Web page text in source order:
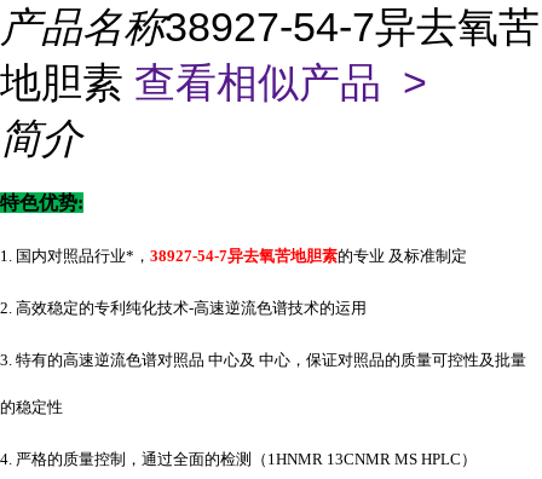
产品名称38927-54-7异去氧苦
地胆素 查看相似产品 >
简介
特色优势:
1. 国内对照品行业*， 38927-54-7异去氧苦地胆素的专业 及标准制定
2. 高效稳定的专利纯化技术-高速逆流色谱技术的运用
3. 特有的高速逆流色谱对照品 中心及 中心，保证对照品的质量可控性及批量
的稳定性
4. 严格的质量控制，通过全面的检测（1HNMR 13CNMR MS HPLC）